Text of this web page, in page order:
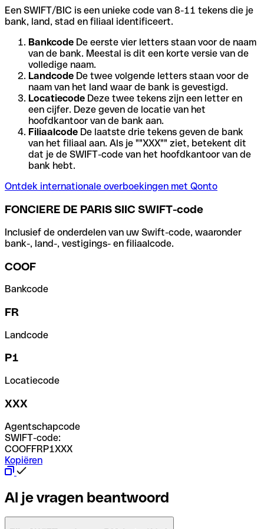
Een SWIFT/BIC is een unieke code van 8-11 tekens die je
bank, land, stad en filiaal identificeert.
Bankcode De eerste vier letters staan voor de naam
van de bank. Meestal is dit een korte versie van de
volledige naam.
Landcode De twee volgende letters staan voor de
naam van het land waar de bank is gevestigd.
Locatiecode Deze twee tekens zijn een letter en
een cijfer. Deze geven de locatie van het
hoofdkantoor van de bank aan.
Filiaalcode De laatste drie tekens geven de bank
van het filiaal aan. Als je ""XXX"" ziet, betekent dit
dat je de SWIFT-code van het hoofdkantoor van de
bank hebt.
Ontdek internationale overboekingen met Qonto
FONCIERE DE PARIS SIIC SWIFT-code
Inclusief de onderdelen van uw Swift-code, waaronder
bank-, land-, vestigings- en filiaalcode.
COOF
Bankcode
FR
Landcode
P1
Locatiecode
XXX
Agentschapcode
SWIFT-code:
COOFFRP1XXX
Kopiëren
Al je vragen beantwoord